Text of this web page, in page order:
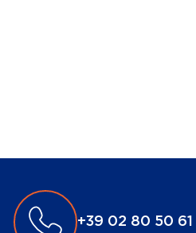
+39 02 80 50